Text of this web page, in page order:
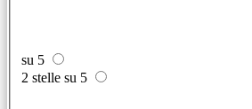
su 5
2 stelle su 5